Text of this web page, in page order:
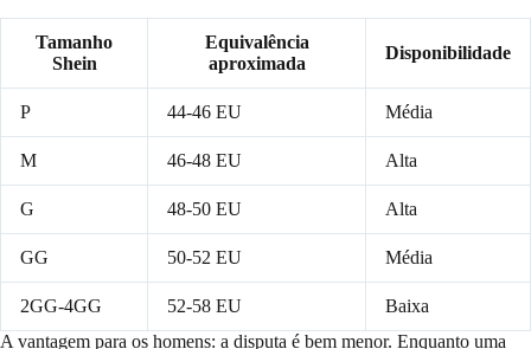
Tamanho
Shein
Equivalência
aproximada
Disponibilidade
P 44-46 EU Média
M 46-48 EU Alta
G 48-50 EU Alta
GG 50-52 EU Média
2GG-4GG 52-58 EU
Baixa
A vantagem para os homens: a disputa é bem menor. Enquanto uma